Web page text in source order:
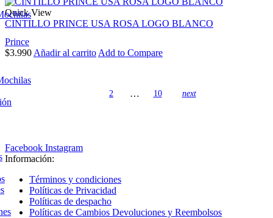
Quick View
CINTILLO PRINCE USA ROSA LOGO BLANCO
Prince
$3.990 Añadir al carrito Add to Compare
2 … 10 next
Facebook Instagram
Información:
Términos y condiciones
Políticas de Privacidad
Políticas de despacho
Políticas de Cambios Devoluciones y Reembolsos